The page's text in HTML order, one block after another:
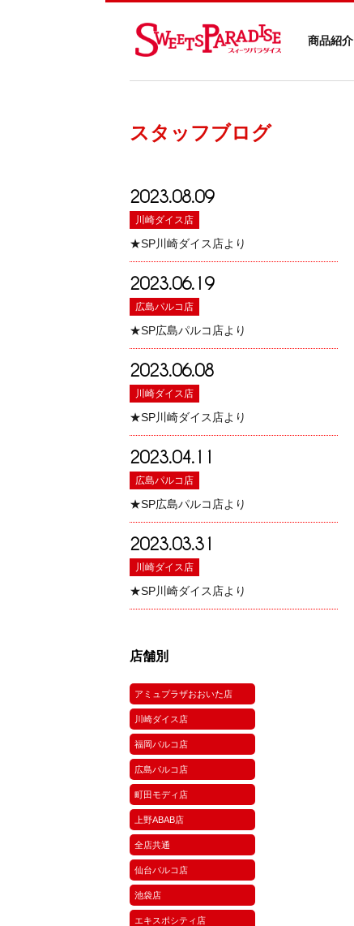
商品紹介
スタッフブログ
2023.08.09
川崎ダイス店
★SP川崎ダイス店より
2023.06.19
広島パルコ店
★SP広島パルコ店より
2023.06.08
川崎ダイス店
★SP川崎ダイス店より
2023.04.11
広島パルコ店
★SP広島パルコ店より
2023.03.31
川崎ダイス店
★SP川崎ダイス店より
店舗別
アミュプラザおおいた店
川崎ダイス店
福岡パルコ店
広島パルコ店
町田モディ店
上野ABAB店
全店共通
仙台パルコ店
池袋店
エキスポシティ店